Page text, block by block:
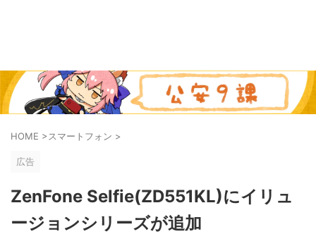
HOME >スマートフォン >
広告
ZenFone Selfie(ZD551KL)にイリュ
ージョンシリーズが追加